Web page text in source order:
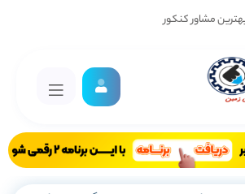
مشاور کنکور